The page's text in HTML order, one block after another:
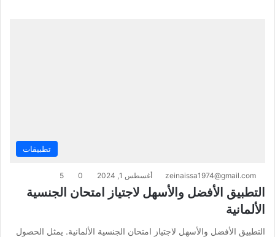
تطبيقات
zeinaissa1974@gmail.com أغسطس 1, 2024 0
5
التطبيق الأفضل والأسهل لاجتياز امتحان الجنسية
الألمانية
التطبيق الأفضل والأسهل لاجتياز امتحان الجنسية الألمانية. يمثل الحصول